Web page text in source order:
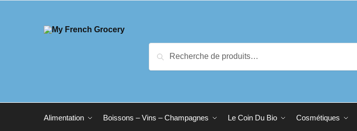
Recherche
Alimentation Boissons – Vins – Champagnes Le Coin Du Bio Cosmétiques